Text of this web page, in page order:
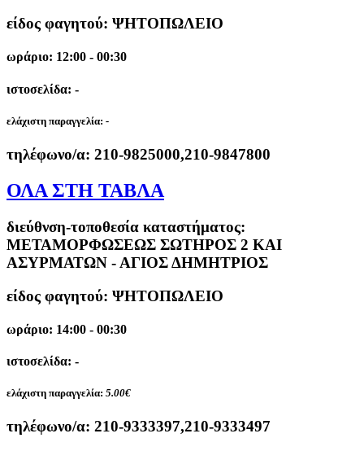
είδος φαγητού: ΨΗΤΟΠΩΛΕΙΟ
ωράριο: 12:00 - 00:30
ιστοσελίδα: -
ελάχιστη παραγγελία: -
τηλέφωνο/α: 210-9825000,210-9847800
ΟΛΑ ΣΤΗ ΤΑΒΛΑ
διεύθνση-τοποθεσία καταστήματος:
ΜΕΤΑΜΟΡΦΩΣΕΩΣ ΣΩΤΗΡΟΣ 2 ΚΑΙ
ΑΣΥΡΜΑΤΩΝ - ΑΓΙΟΣ ΔΗΜΗΤΡΙΟΣ
είδος φαγητού: ΨΗΤΟΠΩΛΕΙΟ
ωράριο: 14:00 - 00:30
ιστοσελίδα: -
ελάχιστη παραγγελία: 5.00€
τηλέφωνο/α: 210-9333397,210-9333497